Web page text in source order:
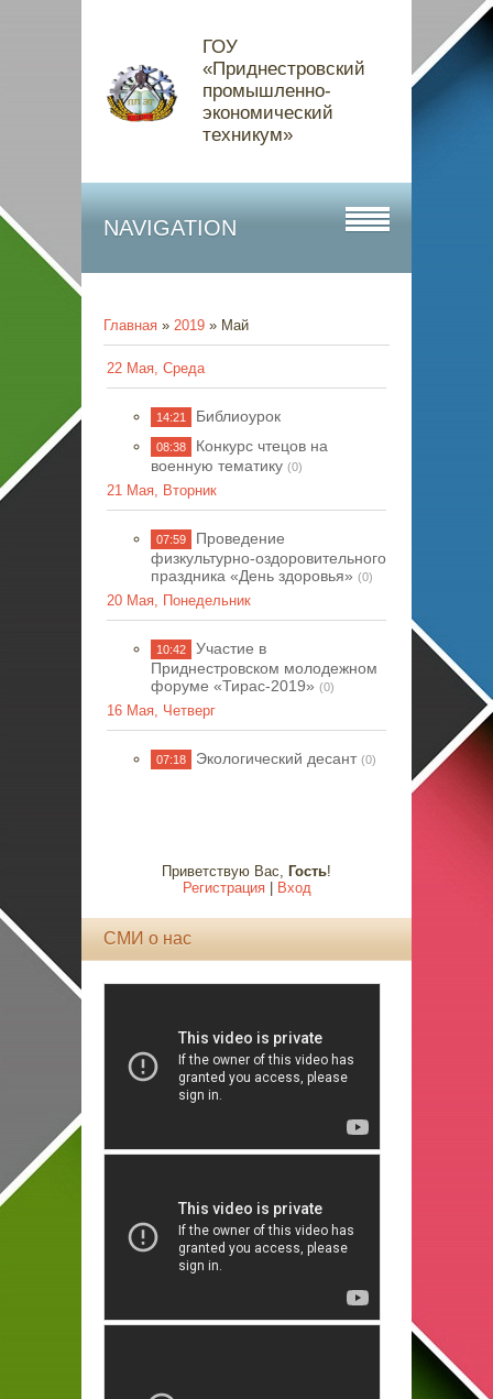
ГОУ
«Приднестровский
промышленно-
экономический
техникум»
NAVIGATION
Главная » 2019 » Май
22 Мая, Среда
14:21 Библиоурок
08:38
Конкурс чтецов на
военную тематику (0)
21 Мая, Вторник
07:59
Проведение
физкультурно-оздоровительного
праздника «День здоровья» (0)
20 Мая, Понедельник
10:42
Участие в
Приднестровском молодежном
форуме «Тирас-2019» (0)
16 Мая, Четверг
07:18 Экологический десант (0)
Приветствую Вас, Гость!
Регистрация| Вход
СМИ о нас